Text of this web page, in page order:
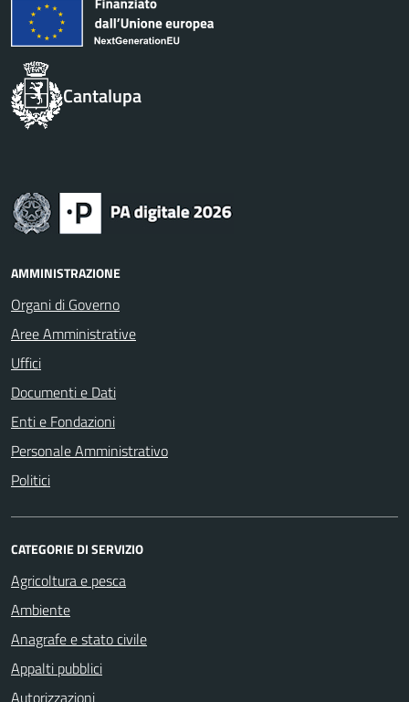
Cantalupa
AMMINISTRAZIONE
Organi di Governo
Aree Amministrative
Uffici
Documenti e Dati
Enti e Fondazioni
Personale Amministrativo
Politici
CATEGORIE DI SERVIZIO
Agricoltura e pesca
Ambiente
Anagrafe e stato civile
Appalti pubblici
Autorizzazioni